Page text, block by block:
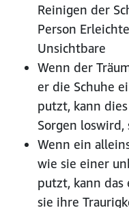
Reinigen der
Person
Unsichtbare
Wenn der
er die Schuhe
putzt, kann
Sorgen
Wenn ein
wie sie einer
putzt, kann das
sie ihre